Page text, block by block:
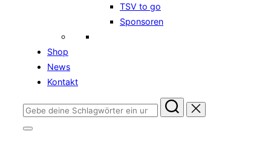
TSV to go
Sponsoren
Shop
News
Kontakt
Suchen
nach:
Seitenleiste